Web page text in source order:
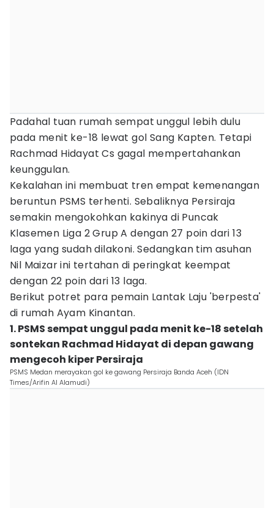
Padahal tuan rumah sempat unggul lebih dulu
pada menit ke-18 lewat gol Sang Kapten. Tetapi
Rachmad Hidayat Cs gagal mempertahankan
keunggulan.
Kekalahan ini membuat tren empat kemenangan
beruntun PSMS terhenti. Sebaliknya Persiraja
semakin mengokohkan kakinya di Puncak
Klasemen Liga 2 Grup A dengan 27 poin dari 13
laga yang sudah dilakoni. Sedangkan tim asuhan
Nil Maizar ini tertahan di peringkat keempat
dengan 22 poin dari 13 laga.
Berikut potret para pemain Lantak Laju 'berpesta'
di rumah Ayam Kinantan.
1. PSMS sempat unggul pada menit ke-18 setelah
sontekan Rachmad Hidayat di depan gawang
mengecoh kiper Persiraja
PSMS Medan merayakan gol ke gawang Persiraja Banda Aceh (IDN
Times/Arifin Al Alamudi)